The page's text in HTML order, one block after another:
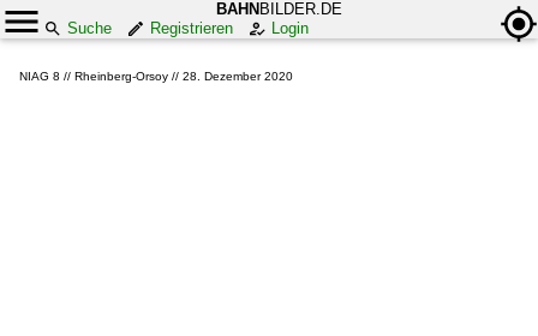
BAHN BILDER.DE
Suche
Registrieren Login
NIAG 8 // Rheinberg-Orsoy // 28. Dezember 2020